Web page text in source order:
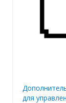
для